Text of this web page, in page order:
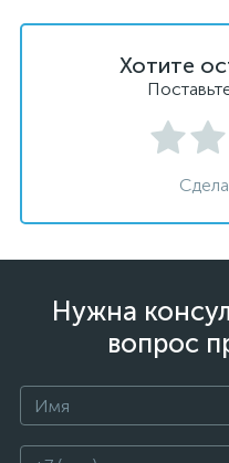
Хотите
Нужна
вопрос